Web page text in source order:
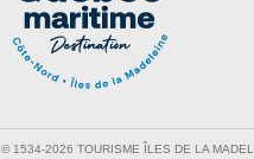
© 1534-2026 TOURISME ÎLES DE LA